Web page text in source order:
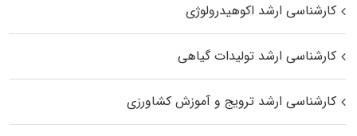
کارشناسی ارشد اکوهیدرولوژی
کارشناسی ارشد تولیدات گیاهی
کارشناسی ارشد ترویج و آموزش کشاورزی